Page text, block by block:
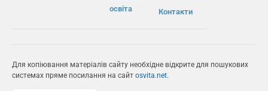
освіта
Контакти
Для копіювання матеріалів сайту необхідне відкрите для пошукових
системах пряме посилання на сайт osvita.net.